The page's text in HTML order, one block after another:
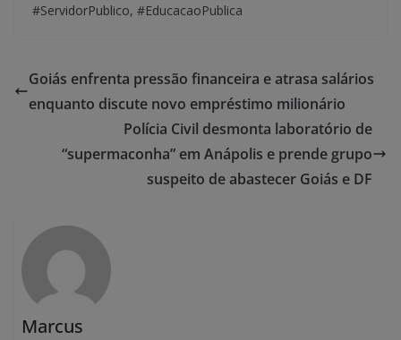
#ServidorPublico, #EducacaoPublica
Goiás enfrenta pressão financeira e atrasa salários
enquanto discute novo empréstimo milionário
Polícia Civil desmonta laboratório de
“supermaconha” em Anápolis e prende grupo
suspeito de abastecer Goiás e DF
Marcus